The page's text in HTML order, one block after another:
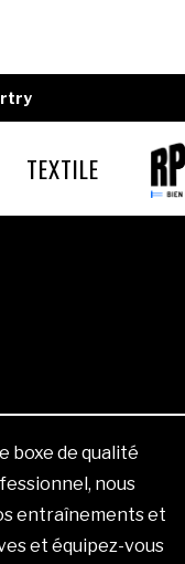
TEXTILE
boxe de qualité
nous
entraînements et
et équipez-vous